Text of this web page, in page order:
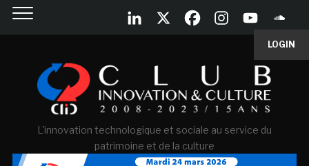
LOGIN
L'innovation technologique et sociale au service du
patrimoine et de la culture